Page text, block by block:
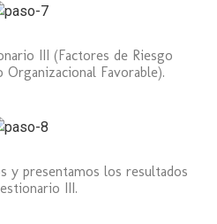
III (Factores de Riesgo
Organizacional Favorable).
y presentamos los resultados
III.